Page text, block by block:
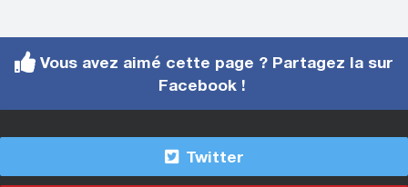
Vous avez aimé cette page ? Partagez la sur
Facebook !
Twitter